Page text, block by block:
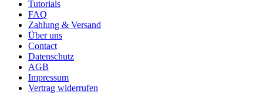
Leseprobe aus 19 Seiten
Facebook
Instagram
TikTok
Shop
Tutorials